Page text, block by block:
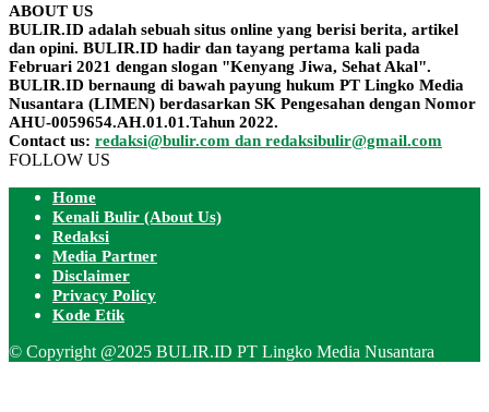
ABOUT US
BULIR.ID adalah sebuah situs online yang berisi berita, artikel
dan opini. BULIR.ID hadir dan tayang pertama kali pada
Februari 2021 dengan slogan "Kenyang Jiwa, Sehat Akal".
BULIR.ID bernaung di bawah payung hukum PT Lingko Media
Nusantara (LIMEN) berdasarkan SK Pengesahan dengan Nomor
AHU-0059654.AH.01.01.Tahun 2022.
Contact us: redaksi@bulir.com dan redaksibulir@gmail.com
FOLLOW US
Home
Kenali Bulir (About Us)
Redaksi
Media Partner
Disclaimer
Privacy Policy
Kode Etik
© Copyright @2025 BULIR.ID PT Lingko Media Nusantara